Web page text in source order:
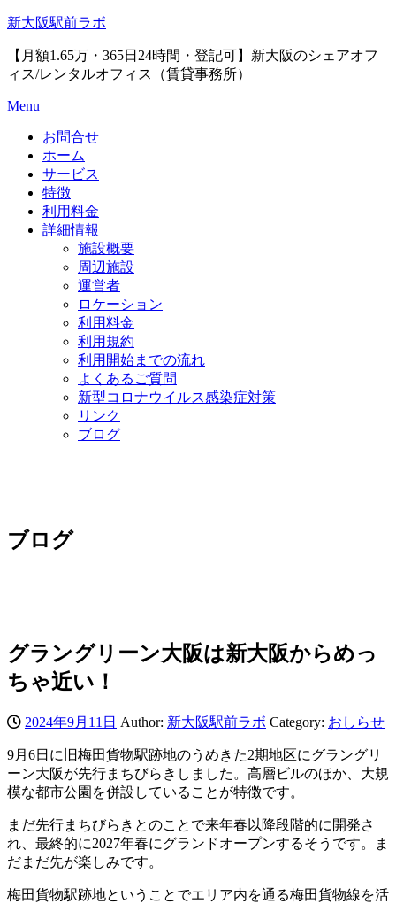
Skip
content
新大阪駅前ラボ
【月額1.65万・365日24時間・登記可】新大阪のシェアオフ
ィス/レンタルオフィス（賃貸事務所）
Menu
お問合せ
ホーム
サービス
特徴
利用料金
詳細情報
施設概要
周辺施設
運営者
ロケーション
利用料金
利用規約
利用開始までの流れ
よくあるご質問
新型コロナウイルス感染症対策
リンク
ブログ
ブログ
グラングリーン大阪は新大阪からめっ
ちゃ近い！
2024年9月11日 Author: 新大阪駅前ラボ Category: おしらせ
9月6日に旧梅田貨物駅跡地のうめきた2期地区にグラングリ
ーン大阪が先行まちびらきしました。高層ビルのほか、大規
模な都市公園を併設していることが特徴です。
まだ先行まちびらきとのことで来年春以降段階的に開発さ
れ、最終的に2027年春にグランドオープンするそうです。ま
だまだ先が楽しみです。
梅田貨物駅跡地ということでエリア内を通る梅田貨物線を活